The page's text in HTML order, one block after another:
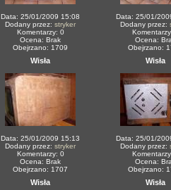
Data: 25/01/2009 15:08
Dodany przez: stryker
Komentarzy: 0
Ocena: Brak
Obejrzano: 1709
Data: 25/01/
Dodany przez:
Ocena:
Obejrzano:
Wisła
Data: 25/01/2009 15:13
Dodany przez: stryker
Komentarzy: 0
Ocena: Brak
Obejrzano: 1707
Wisła
Data: 25/01/
Dodany przez:
Ocena:
Obejrzano:
Wisła Wisła